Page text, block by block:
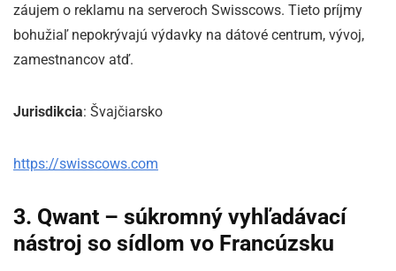
záujem o reklamu na serveroch Swisscows. Tieto príjmy
bohužiaľ nepokrývajú výdavky na dátové centrum, vývoj,
zamestnancov atď.
Jurisdikcia: Švajčiarsko
https://swisscows.com
3. Qwant – súkromný vyhľadávací
nástroj so sídlom vo Francúzsku